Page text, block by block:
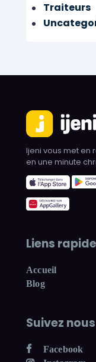
Traiteurs
Ijeni vous met en
en une minute
Liens
Accueil
Blog
Suivez nous
Facebook